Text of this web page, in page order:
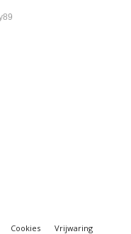
Cookies
Vrijwaring